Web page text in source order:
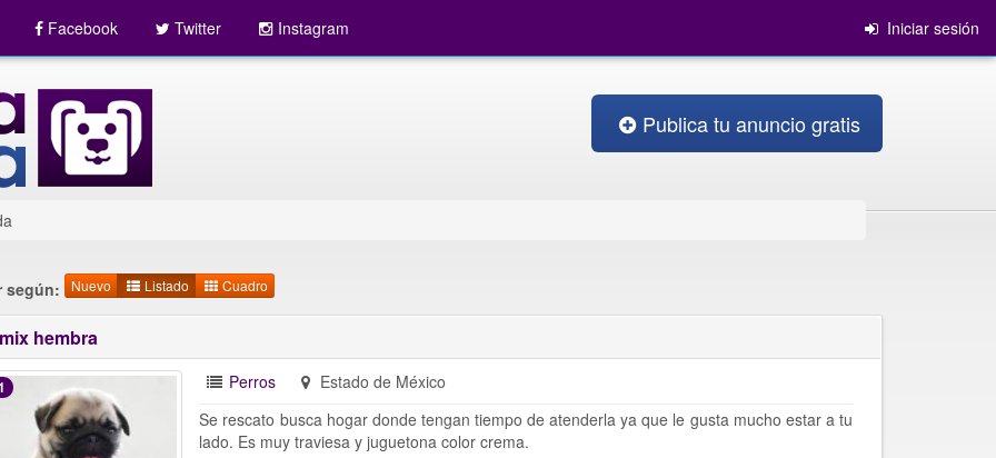
Facebook Twitter Instagram Iniciar sesión
Publica tu anuncio gratis
según: Nuevo Listado Cuadro
hembra
Perros
Estado de México
Se rescato busca hogar donde tengan tiempo de atenderla ya que le gusta mucho estar a tu
lado. Es muy traviesa y juguetona color crema.